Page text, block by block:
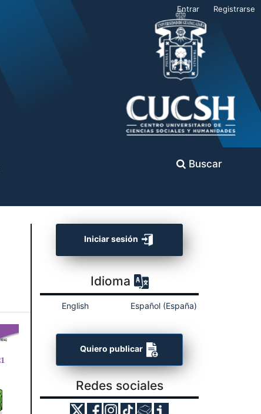
Buscar
Entrar Registrarse
Iniciar sesión
Idioma
English Español (España)
Quiero publicar
Redes sociales